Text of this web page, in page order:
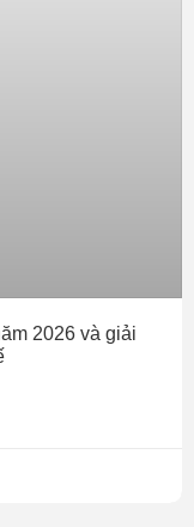
2026 và giải